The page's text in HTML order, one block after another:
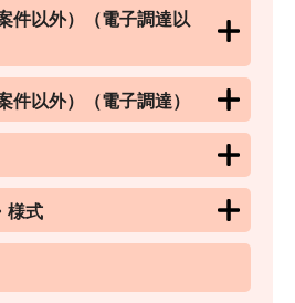
件以外）（電子調達以
件以外）（電子調達）
様式